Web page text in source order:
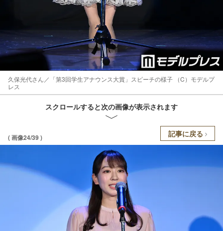
久保光代さん／「第3回学生アナウンス大賞」スピーチの様子 （C）モデルプ
レス
スクロールすると次の画像が表示されます
( 画像24/39 ) 記事に戻る